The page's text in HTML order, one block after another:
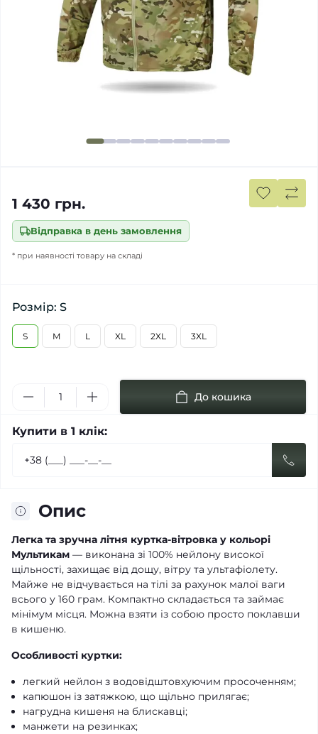
Відправка в день замовлення
* при наявності товару на складі
1 430 грн.
Розмір: S
S M L XL 2XL 3XL
До кошика
Купити в 1 клік:
Опис
Легка та зручна літня куртка-вітровка у кольорі
Мультикам — виконана зі 100% нейлону високої
щільності, захищає від дощу, вітру та ультафіолету.
Майже не відчувається на тілі за рахунок малої ваги
всього у 160 грам. Компактно складається та займає
мінімум місця. Можна взяти із собою просто поклавши
в кишеню.
Особливості куртки:
легкий нейлон з водовідштовхуючим просоченням;
капюшон із затяжкою, що щільно прилягає;
нагрудна кишеня на блискавці;
манжети на резинках;